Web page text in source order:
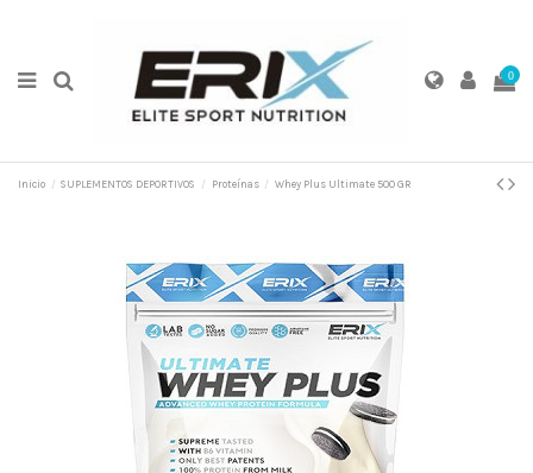
0
Inicio SUPLEMENTOS DEPORTIVOS Proteínas Whey Plus Ultimate 500 GR